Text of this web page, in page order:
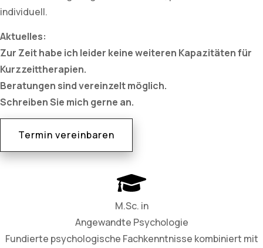
individuell.
Aktuelles:
Zur Zeit habe ich leider keine weiteren Kapazitäten für
Kurzzeittherapien.
Beratungen sind vereinzelt möglich.
Schreiben Sie mich gerne an.
Termin vereinbaren
M.Sc. in
Angewandte Psychologie
Fundierte psychologische Fachkenntnisse kombiniert mit